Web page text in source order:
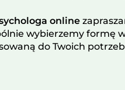
online
wybierzemy formę
do Twoich